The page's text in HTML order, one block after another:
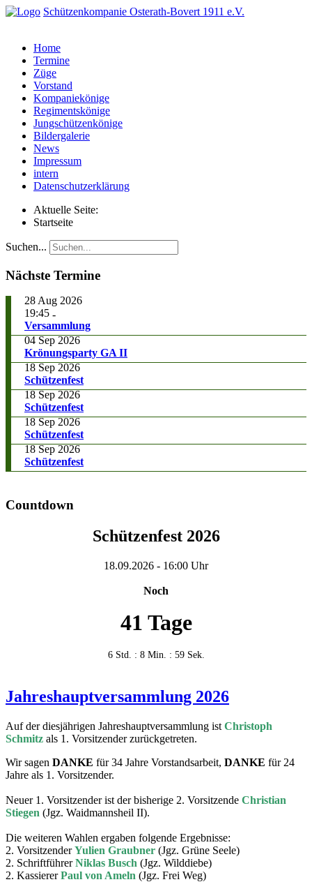
Schützenkompanie Osterath-Bovert 1911 e.V.
Home
Termine
Züge
Vorstand
Kompaniekönige
Regimentskönige
Jungschützenkönige
Bildergalerie
News
Impressum
intern
Datenschutzerklärung
Aktuelle Seite:
Startseite
Suchen...
Nächste Termine
28 Aug 2026
19:45 -
Versammlung
04 Sep 2026
Krönungsparty GA II
18 Sep 2026
Schützenfest
18 Sep 2026
Schützenfest
18 Sep 2026
Schützenfest
18 Sep 2026
Schützenfest
Countdown
Schützenfest 2026
18.09.2026 - 16:00 Uhr
Noch
41 Tage
6 Std. : 8 Min. : 59 Sek.
Jahreshauptversammlung 2026
Auf der diesjährigen Jahreshauptversammlung ist Christoph
Schmitz als 1. Vorsitzender zurückgetreten.
Wir sagen DANKE für 34 Jahre Vorstandsarbeit, DANKE für 24
Jahre als 1. Vorsitzender.
Neuer 1. Vorsitzender ist der bisherige 2. Vorsitzende Christian
Stiegen (Jgz. Waidmannsheil II).
Die weiteren Wahlen ergaben folgende Ergebnisse:
2. VorsitzenderYulien Graubner (Jgz. Grüne Seele)
2. SchriftführerNiklas Busch (Jgz. Wilddiebe)
2. KassiererPaul von Ameln (Jgz. Frei Weg)